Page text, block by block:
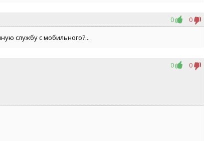
0
0
службу с мобильного?...
0 0